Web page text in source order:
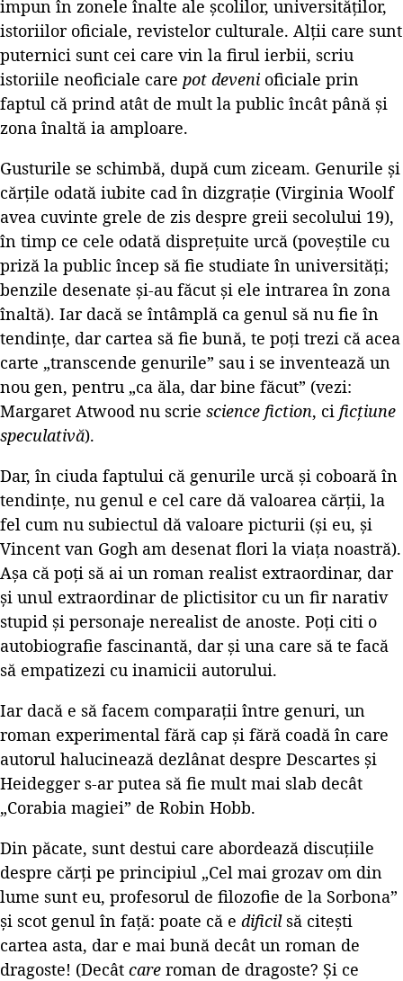
impun în zonele înalte ale școlilor, universităților,
istoriilor oficiale, revistelor culturale. Alții care sunt
puternici sunt cei care vin la firul ierbii, scriu
istoriile neoficiale care pot deveni oficiale prin
faptul că prind atât de mult la public încât până și
zona înaltă ia amploare.
Gusturile se schimbă, după cum ziceam. Genurile și
cărțile odată iubite cad în dizgrație (Virginia Woolf
avea cuvinte grele de zis despre greii secolului 19),
în timp ce cele odată disprețuite urcă (poveștile cu
priză la public încep să fie studiate în universități;
benzile desenate și-au făcut și ele intrarea în zona
înaltă). Iar dacă se întâmplă ca genul să nu fie în
tendințe, dar cartea să fie bună, te poți trezi că acea
carte „transcende genurile” sau i se inventează un
nou gen, pentru „ca ăla, dar bine făcut” (vezi:
Margaret Atwood nu scrie science fiction, ci ficțiune
speculativă).
Dar, în ciuda faptului că genurile urcă și coboară în
tendințe, nu genul e cel care dă valoarea cărții, la
fel cum nu subiectul dă valoare picturii (și eu, și
Vincent van Gogh am desenat flori la viața noastră).
Așa că poți să ai un roman realist extraordinar, dar
și unul extraordinar de plictisitor cu un fir narativ
stupid și personaje nerealist de anoste. Poți citi o
autobiografie fascinantă, dar și una care să te facă
să empatizezi cu inamicii autorului.
Iar dacă e să facem comparații între genuri, un
roman experimental fără cap și fără coadă în care
autorul halucinează dezlânat despre Descartes și
Heidegger s-ar putea să fie mult mai slab decât
„Corabia magiei” de Robin Hobb.
Din păcate, sunt destui care abordează discuțiile
despre cărți pe principiul „Cel mai grozav om din
lume sunt eu, profesorul de filozofie de la Sorbona”
și scot genul în față: poate că e dificilsă citești
cartea asta, dar e mai bună decât un roman de
dragoste! (Decât care roman de dragoste? Și ce